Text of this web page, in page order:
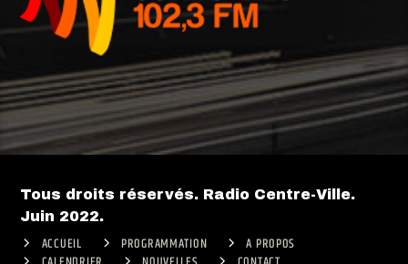
Tous droits réservés. Radio Centre-Ville.
Juin 2022.
ACCUEIL PROGRAMMATION
A PROPOS